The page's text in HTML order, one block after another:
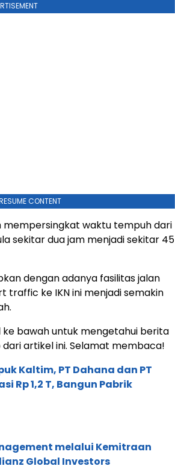
CONTENT
mempersingkat waktu tempuh dari
sekitar dua jam menjadi sekitar 45
dengan adanya fasilitas jalan
traffic ke IKN ini menjadi semakin
ke bawah untuk mengetahui berita
artikel ini. Selamat membaca!
Kaltim, PT Dahana dan PT
Rp 1,2 T, Bangun Pabrik
melalui Kemitraan
Global Investors